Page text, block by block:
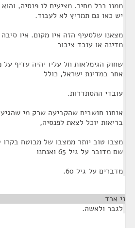
ממנו בכל מחיר. מציעים לו פנסיה,
יש כאו גם תמריץ לא לעבוד.
מצאנו שלסעיף הזה איו מקום. איו
מדינה או עובד ציבור
שחוק הגימלאות חל עליו יהיה עדיף
אחר במדינת ישראל, כולל
עובדי ההסתדרות.
בריאות יוכל לצאת לפנסיה,
מצבו טוב יותר ממצבו של מבוטח
שם מדובר על גיל 65 ואנחנו
מדברים על גיל 60.
ני ארד
לגבר ולאשה.